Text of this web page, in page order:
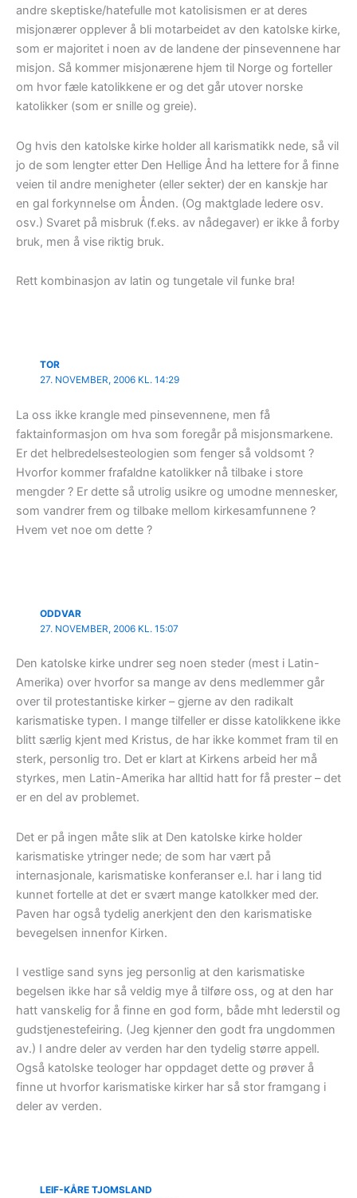
andre skeptiske/hatefulle mot katolisismen er at deres
misjonærer opplever å bli motarbeidet av den katolske kirke,
som er majoritet i noen av de landene der pinsevennene har
misjon. Så kommer misjonærene hjem til Norge og forteller
om hvor fæle katolikkene er og det går utover norske
katolikker (som er snille og greie).
Og hvis den katolske kirke holder all karismatikk nede, så vil
jo de som lengter etter Den Hellige Ånd ha lettere for å finne
veien til andre menigheter (eller sekter) der en kanskje har
en gal forkynnelse om Ånden. (Og maktglade ledere osv.
osv.) Svaret på misbruk (f.eks. av nådegaver) er ikke å forby
bruk, men å vise riktig bruk.
Rett kombinasjon av latin og tungetale vil funke bra!
TOR
27. NOVEMBER, 2006 KL. 14:29
La oss ikke krangle med pinsevennene, men få
faktainformasjon om hva som foregår på misjonsmarkene.
Er det helbredelsesteologien som fenger så voldsomt ?
Hvorfor kommer frafaldne katolikker nå tilbake i store
mengder ? Er dette så utrolig usikre og umodne mennesker,
som vandrer frem og tilbake mellom kirkesamfunnene ?
Hvem vet noe om dette ?
ODDVAR
27. NOVEMBER, 2006 KL. 15:07
Den katolske kirke undrer seg noen steder (mest i Latin-
Amerika) over hvorfor sa mange av dens medlemmer går
over til protestantiske kirker – gjerne av den radikalt
karismatiske typen. I mange tilfeller er disse katolikkene ikke
blitt særlig kjent med Kristus, de har ikke kommet fram til en
sterk, personlig tro. Det er klart at Kirkens arbeid her må
styrkes, men Latin-Amerika har alltid hatt for få prester – det
er en del av problemet.
Det er på ingen måte slik at Den katolske kirke holder
karismatiske ytringer nede; de som har vært på
internasjonale, karismatiske konferanser e.l. har i lang tid
kunnet fortelle at det er svært mange katolkker med der.
Paven har også tydelig anerkjent den den karismatiske
bevegelsen innenfor Kirken.
I vestlige sand syns jeg personlig at den karismatiske
begelsen ikke har så veldig mye å tilføre oss, og at den har
hatt vanskelig for å finne en god form, både mht lederstil og
gudstjenestefeiring. (Jeg kjenner den godt fra ungdommen
av.) I andre deler av verden har den tydelig større appell.
Også katolske teologer har oppdaget dette og prøver å
finne ut hvorfor karismatiske kirker har så stor framgang i
deler av verden.
LEIF-KÅRE TJOMSLAND